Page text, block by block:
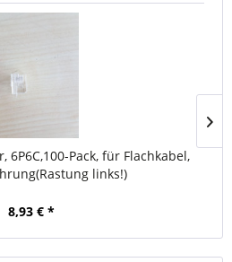
6P6C,100-Pack, für Flachkabel,
links!)
8,93 € *